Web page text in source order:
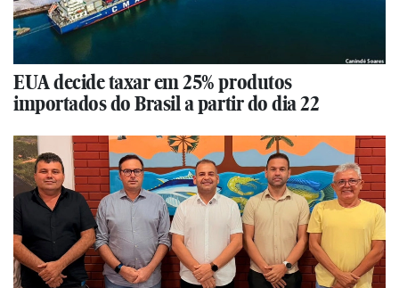
EUA decide taxar em 25% produtos
importados do Brasil a partir do dia 22